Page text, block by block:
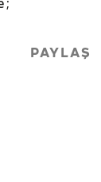
PAYLAŞ